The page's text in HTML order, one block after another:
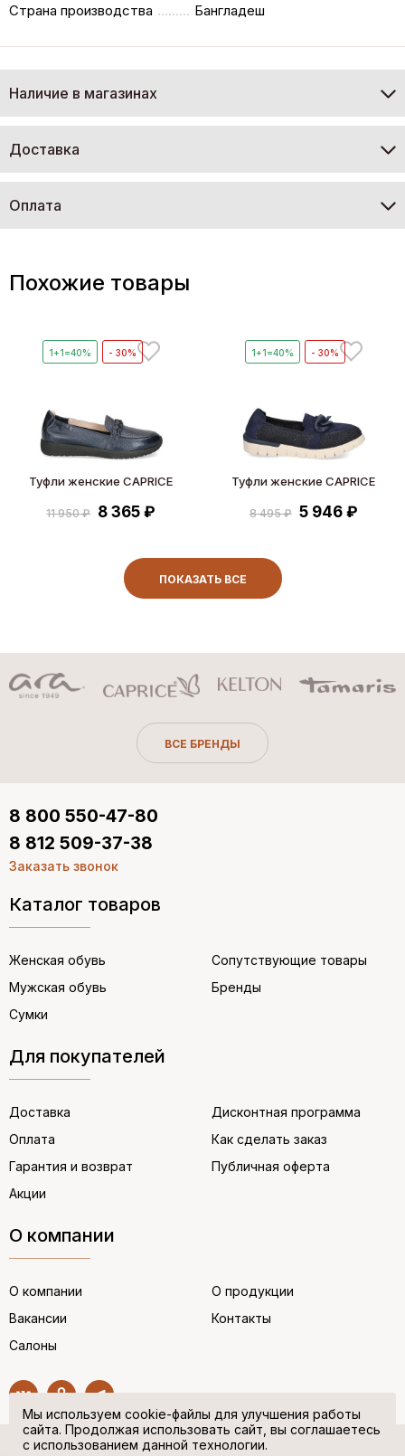
Страна производства
Бангладеш
Наличие в магазинах
Доставка
Оплата
Похожие товары
1+1=40% - 30%
Туфли женские CAPRICE
11 950 ₽ 8 365 ₽
1+1=40% - 30%
Туфли женские CAPRICE
8 495 ₽ 5 946 ₽
ПОКАЗАТЬ ВСЕ
ВСЕ БРЕНДЫ
Каталог товаров
Женская обувь
Мужская обувь
Сумки
Сопутствующие товары
Бренды
Для покупателей
Доставка
Оплата
Гарантия и возврат
Акции
Дисконтная программа
Как сделать заказ
Публичная оферта
О компании
О компании
Вакансии
Салоны
О продукции
Контакты
8 800 550-47-80
8 812 509-37-38
Заказать звонок
© “НЕМЕЦКАЯ ОБУВЬ” 2017. Все права защищены.
Мы используем cookie-файлы для улучшения работы
сайта. Продолжая использовать сайт, вы соглашаетесь
с использованием данной технологии.